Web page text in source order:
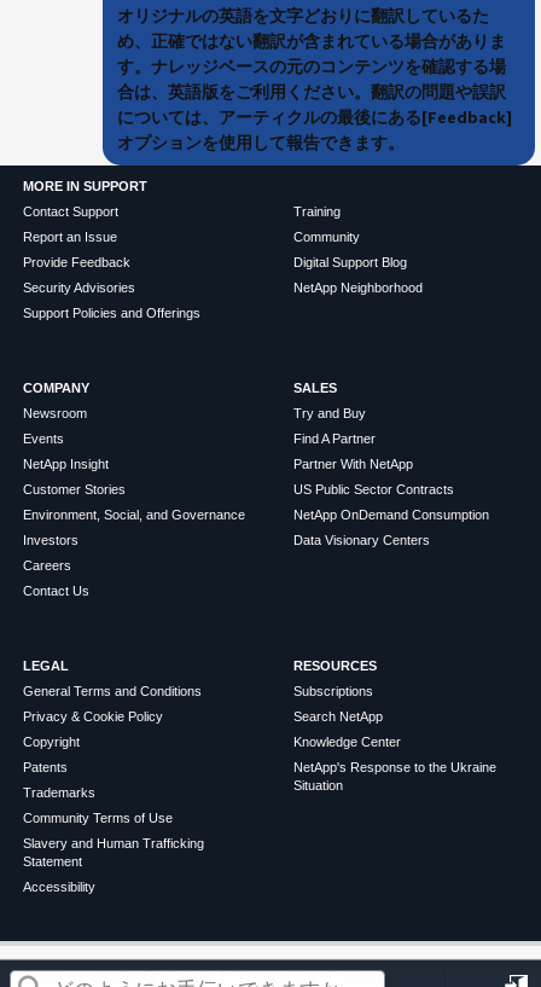
この記事は役に立ちましたか？
オリジナルの英語を文字どおりに翻訳しているた
め、正確ではない翻訳が含まれている場合がありま
す。ナレッジベースの元のコンテンツを確認する場
合は、英語版をご利用ください。翻訳の問題や誤訳
については、アーティクルの最後にある[Feedback]
オプションを使用して報告できます。
MORE IN SUPPORT
Contact Support
Report an Issue
Provide Feedback
Security Advisories
Support Policies and Offerings
Training
Community
Digital Support Blog
NetApp Neighborhood
COMPANY
Newsroom
Events
NetApp Insight
Customer Stories
Environment, Social, and Governance
Investors
Careers
Contact Us
SALES
Try and Buy
Find A Partner
Partner With NetApp
US Public Sector Contracts
NetApp OnDemand Consumption
Data Visionary Centers
LEGAL
General Terms and Conditions
Privacy & Cookie Policy
Copyright
Patents
Trademarks
Community Terms of Use
Slavery and Human Trafficking
Statement
Accessibility
RESOURCES
Subscriptions
Search NetApp
Knowledge Center
NetApp's Response to the Ukraine
Situation
©2026 NetApp English Terms of Use Privacy Policy